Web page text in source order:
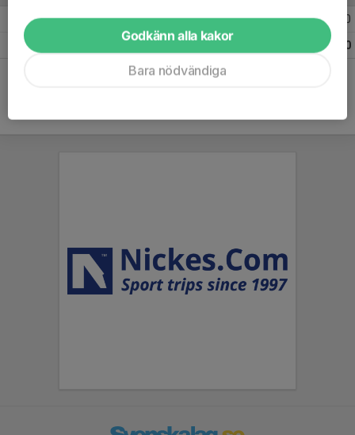
2018 Träningsmatcher 3 0 0 0
Totalt 0
Godkänn alla kakor
Bara nödvändiga